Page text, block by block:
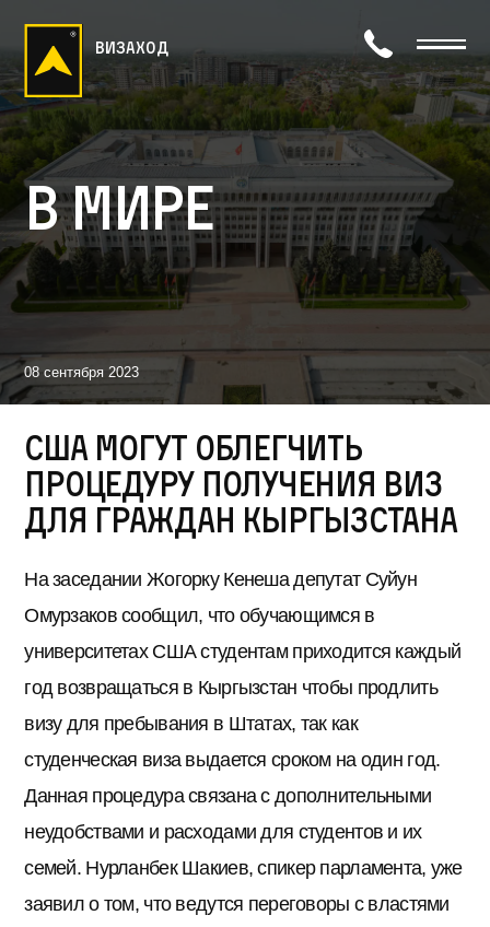
визаход
В мире
08 сентября 2023
США могут облегчить
процедуру получения виз
для граждан Кыргызстана
На заседании Жогорку Кенеша депутат Суйун
Омурзаков сообщил, что обучающимся в
университетах США студентам приходится каждый
год возвращаться в Кыргызстан чтобы продлить
визу для пребывания в Штатах, так как
студенческая виза выдается сроком на один год.
Данная процедура связана с дополнительными
неудобствами и расходами для студентов и их
семей. Нурланбек Шакиев, спикер парламента, уже
заявил о том, что ведутся переговоры с властями